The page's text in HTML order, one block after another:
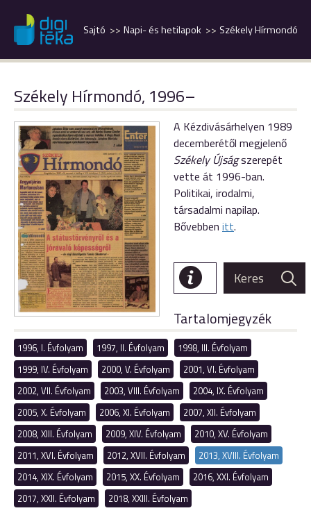
Székely Hírmondó
Napi- és hetilapok
Sajtó
Székely Hírmondó, 1996–
A Kézdivásárhelyen 1989
decemberétől megjelenő
Székely Újságszerepét
vette át 1996-ban.
Politikai, irodalmi,
társadalmi napilap.
Bővebben itt.
Tartalomjegyzék
1996, I. Évfolyam 1997, II. Évfolyam
1998, III. Évfolyam
1999, IV. Évfolyam
2000, V. Évfolyam
2001, VI. Évfolyam
2002, VII. Évfolyam
2003, VIII. Évfolyam
2004, IX. Évfolyam
2005, X. Évfolyam
2006, XI. Évfolyam
2007, XII. Évfolyam
2008, XIII. Évfolyam
2009, XIV. Évfolyam
2010, XV. Évfolyam
2011, XVI. Évfolyam
2012, XVII. Évfolyam
2013, XVIII. Évfolyam
2014, XIX. Évfolyam
2015, XX. Évfolyam
2016, XXI. Évfolyam
2017, XXII. Évfolyam
2018, XXIII. Évfolyam